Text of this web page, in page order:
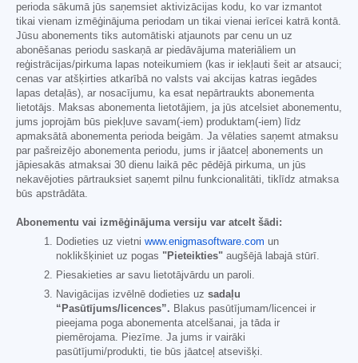
perioda sākumā jūs saņemsiet aktivizācijas kodu, ko var izmantot
tikai vienam izmēģinājuma periodam un tikai vienai ierīcei katrā kontā.
Jūsu abonements tiks automātiski atjaunots par cenu un uz
abonēšanas periodu saskaņā ar piedāvājuma materiāliem un
reģistrācijas/pirkuma lapas noteikumiem (kas ir iekļauti šeit ar atsauci;
cenas var atšķirties atkarībā no valsts vai akcijas katras iegādes
lapas detaļās), ar nosacījumu, ka esat nepārtraukts abonementa
lietotājs. Maksas abonementa lietotājiem, ja jūs atcelsiet abonementu,
jums joprojām būs piekļuve savam(-iem) produktam(-iem) līdz
apmaksātā abonementa perioda beigām. Ja vēlaties saņemt atmaksu
par pašreizējo abonementa periodu, jums ir jāatceļ abonements un
jāpiesakās atmaksai 30 dienu laikā pēc pēdējā pirkuma, un jūs
nekavējoties pārtrauksiet saņemt pilnu funkcionalitāti, tiklīdz atmaksa
būs apstrādāta.
Abonementu vai izmēģinājuma versiju var atcelt šādi:
Dodieties uz vietni www.enigmasoftware.com un
noklikšķiniet uz pogas "Pieteikties" augšējā labajā stūrī.
Piesakieties ar savu lietotājvārdu un paroli.
Navigācijas izvēlnē dodieties uz sadaļu
“Pasūtījums/licences”. Blakus pasūtījumam/licencei ir
pieejama poga abonementa atcelšanai, ja tāda ir
piemērojama. Piezīme. Ja jums ir vairāki
pasūtījumi/produkti, tie būs jāatceļ atsevišķi.